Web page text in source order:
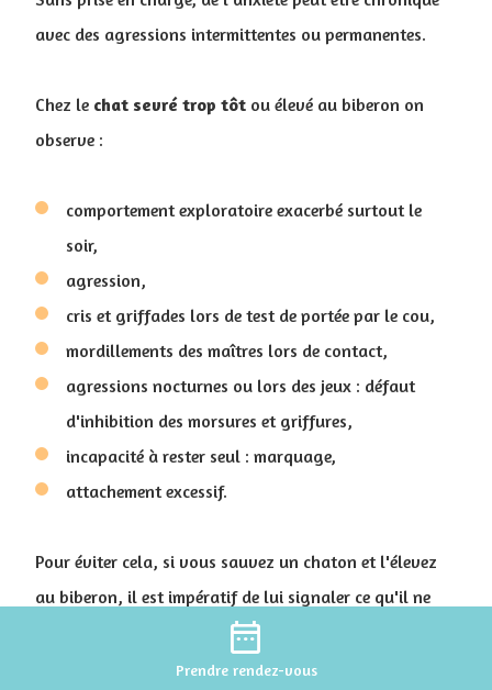
avec des agressions intermittentes ou permanentes.
Chez le chat sevré trop tôt ou élevé au biberon on
observe :
comportement exploratoire exacerbé surtout le
soir,
agression,
cris et griffades lors de test de portée par le cou,
mordillements des maîtres lors de contact,
agressions nocturnes ou lors des jeux : défaut
d'inhibition des morsures et griffures,
incapacité à rester seul : marquage,
attachement excessif.
Pour éviter cela, si vous sauvez un chaton et l'élevez
au biberon, il est impératif de lui signaler ce qu'il ne
langage ethologique
sur le nez, labourage du ventre).
date_range
Prendre rendez-vous